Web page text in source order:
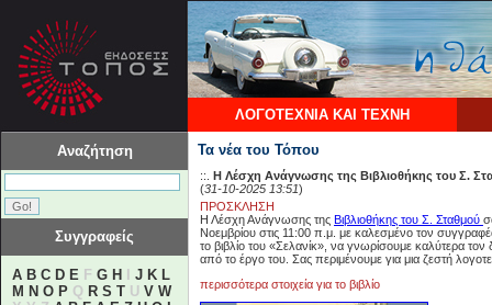
ΛΟΓΟΤΕΧΝΙΑ ΚΑΙ ΤΕΧΝΗ
Αναζήτηση
Συγγραφείς
A B C D E F G H J K L
M N O P Q R S T U V W
Τα νέα του Τόπου
::. Η Λέσχη Ανάγνωσης της Βιβλιοθήκης του Σ.
(31-10-2025 13:51)
ΠΡΟΣΚΛΗΣΗ
Η Λέσχη Ανάγνωσης της Βιβλιοθήκης του Σ. Σταθμού
Νοεμβρίου στις 11:00 π.μ. με καλεσμένο τον
το βιβλίο του «Σελανίκ», να γνωρίσουμε καλύτερα
από το έργο του. Σας περιμένουμε για μια ζεστή
περισσότερα στοιχεία για το βιβλίο